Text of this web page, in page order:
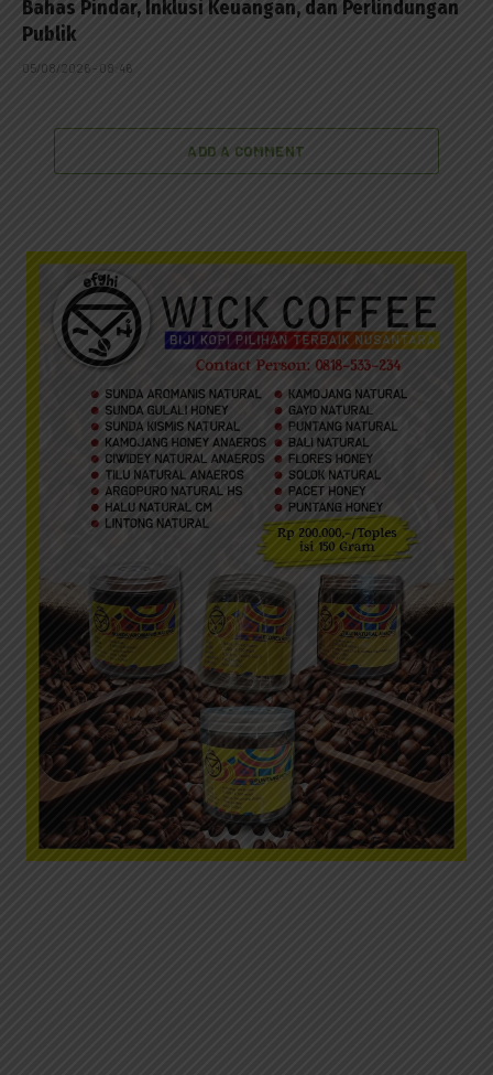
Bahas Pindar, Inklusi Keuangan, dan Perlindungan
Publik
05/08/2026 - 08:46
ADD A COMMENT